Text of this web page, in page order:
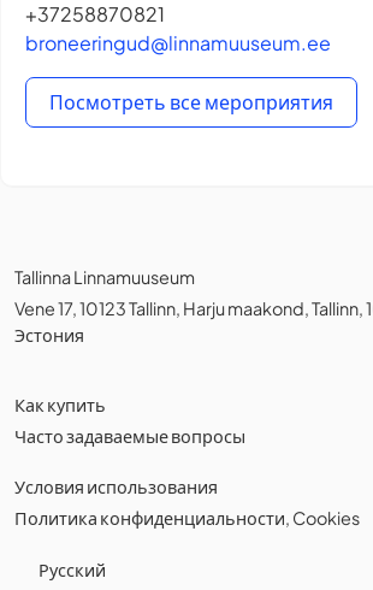
+37258870821
broneeringud@linnamuuseum.ee
Посмотреть все мероприятия
Tallinna Linnamuuseum
Vene 17, 10123 Tallinn, Harju maakond, Tallinn,
Эстония
Как купить
Часто задаваемые вопросы
Условия использования
Политика конфиденциальности, Cookies
Русский